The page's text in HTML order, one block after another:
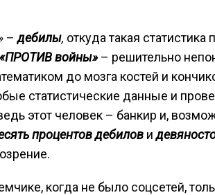
–дебилы, откуда такая статистика
войны»– решительно
до мозга костей и
статистические данные и
этот человек – банкир и,
процентов дебилови
когда не было соцсетей,